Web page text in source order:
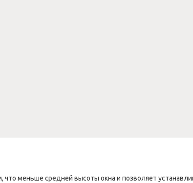
что меньше средней высоты окна и позволяет